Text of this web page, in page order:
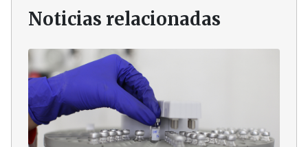
Noticias relacionadas